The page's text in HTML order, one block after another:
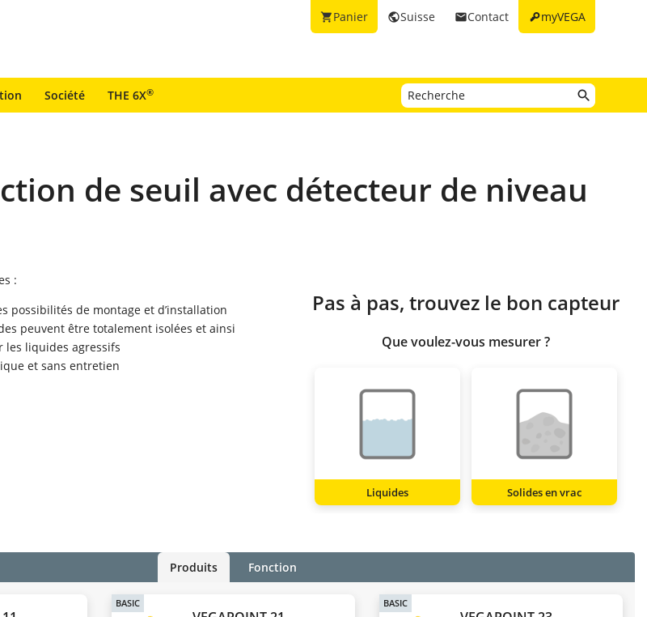
keymyVEGA
emailContact
publicSuisse
shopping_cartPanier
Société THE 6X®
de seuil avec détecteur de niveau
:
possibilités de montage et d’installation
peuvent être totalement isolées et ainsi
les liquides agressifs
et sans entretien
Pas à pas, trouvez le bon capteur
Que voulez-vous mesurer ?
Liquides Solides en vrac
Produits Fonction
BASIC BASIC